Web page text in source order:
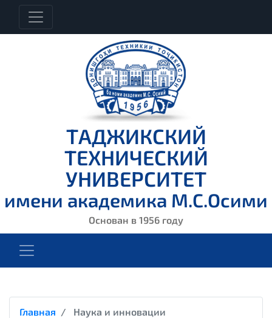
ТАДЖИКСКИЙ
ТЕХНИЧЕСКИЙ
УНИВЕРСИТЕТ
имени академика М.С.Осими
Основан в 1956 году
Главная
Наука и инновации